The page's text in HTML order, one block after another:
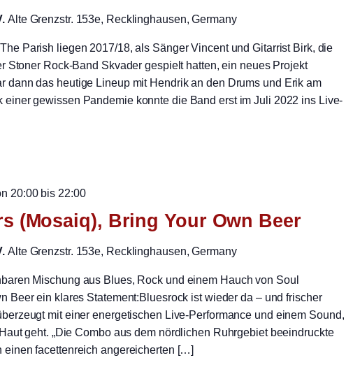
Alte Grenzstr. 153e, Recklinghausen, Germany
Parish liegen 2017/18, als Sänger Vincent und Gitarrist Birk, die
Stoner Rock-Band Skvader gespielt hatten, ein neues Projekt
dann das heutige Lineup mit Hendrik an den Drums und Erik am
einer gewissen Pandemie konnte die Band erst im Juli 2022 ins Live-
(Mosaiq), Bring Your Own Beer
20:00bis 22:00
Alte Grenzstr. 153e, Recklinghausen, Germany
Mischung aus Blues, Rock und einem Hauch von Soul
Beer ein klares Statement:Bluesrock ist wieder da – und frischer
mit einer energetischen Live-Performance und einem Sound,
geht. „Die Combo aus dem nördlichen Ruhrgebiet beeindruckte
einen facettenreich angereicherten […]